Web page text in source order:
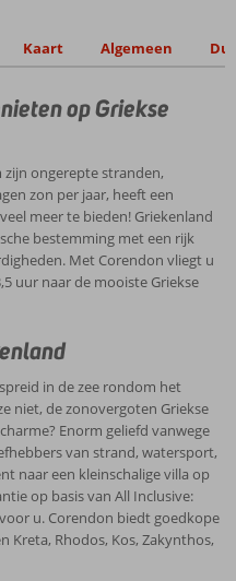
Kaart Algemeen
op Griekse
ongerepte stranden,
zon per jaar, heeft een
meer te bieden! Griekenland
bestemming met een rijk
Met Corendon vliegt u
uur naar de mooiste Griekse
in de zee rondom het
niet, de zonovergoten Griekse
Enorm geliefd vanwege
van strand, watersport,
naar een kleinschalige villa op
op basis van All Inclusive:
u. Corendon biedt goedkope
Kreta, Rhodos, Kos, Zakynthos,